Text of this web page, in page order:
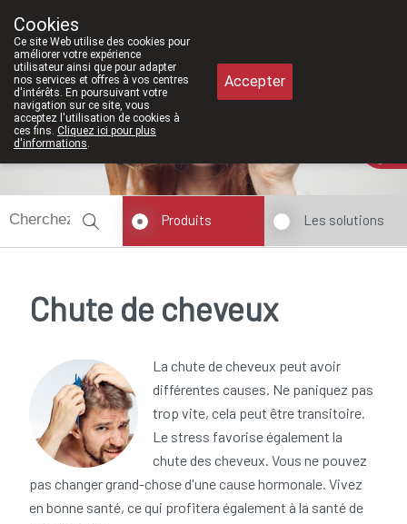
011/610300
Aujourd'hui A présent
Produits Les solutions
Chute de cheveux
La chute de cheveux peut avoir
différentes causes. Ne paniquez pas
trop vite, cela peut être transitoire.
Le stress favorise également la
chute des cheveux. Vous ne pouvez
pas changer grand-chose d'une cause hormonale. Vivez
en bonne santé, ce qui profitera également à la santé de
Cookies
Ce site Web utilise des cookies pour
améliorer votre expérience
utilisateur ainsi que pour adapter
nos services et offres à vos centres
d'intérêts. En poursuivant votre
navigation sur ce site, vous
acceptez l'utilisation de cookies à
ces fins. Cliquez ici pour plus
d'informations.
Accepter